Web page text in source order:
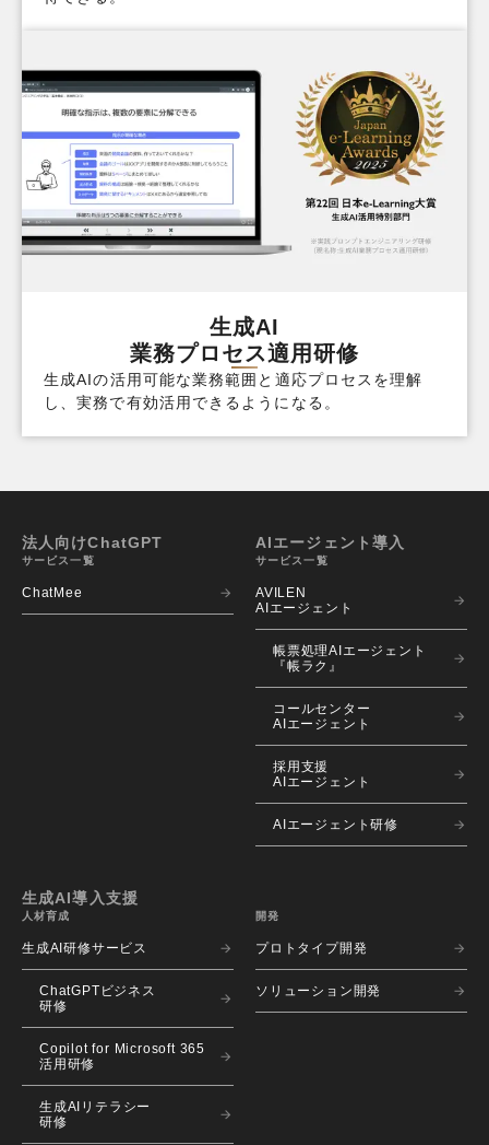
生成AI
業務プロセス適用研修
生成AIの活用可能な業務範囲と適応プロセスを理解
し、実務で有効活用できるようになる。
法人向けChatGPT
サービス一覧
ChatMee
AIエージェント導入
サービス一覧
AVILEN
AIエージェント
帳票処理AIエージェント
『帳ラク』
コールセンター
AIエージェント
採用支援
AIエージェント
AIエージェント研修
生成AI導入支援
人材育成
生成AI研修サービス
ChatGPTビジネス
研修
Copilot for Microsoft 365
活用研修
生成AIリテラシー
研修
開発
プロトタイプ開発
ソリューション開発